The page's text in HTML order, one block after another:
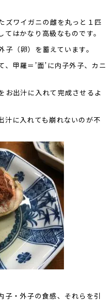
ズワイガニの雌を丸っと１匹
はかなり高級なものです。
（卵）を蓄えています。
甲羅＝’面’に内子外子、カニ
お出汁に入れて完成させるよ
汁に入れても崩れないのが不
子・外子の食感、それらを引